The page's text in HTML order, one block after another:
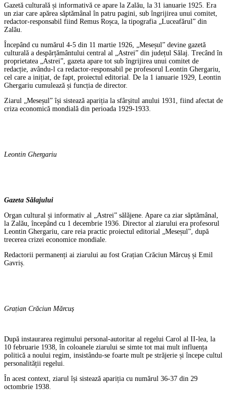
Gazetă culturală și informativă ce apare la Zalău, la 31 ianuarie 1925. Era
un ziar care apărea săptămânal în patru pagini, sub îngrijirea unui comitet,
redactor-responsabil fiind Remus Roșca, la tipografia „Luceafărul” din
Zalău.
Începând cu numărul 4-5 din 11 martie 1926, „Meseșul” devine gazetă
culturală a despărțământului central al „Astrei” din județul Sălaj. Trecând în
proprietatea „Astrei”, gazeta apare tot sub îngrijirea unui comitet de
redacție, avându-l ca redactor-responsabil pe profesorul Leontin Ghergariu,
cel care a inițiat, de fapt, proiectul editorial. De la 1 ianuarie 1929, Leontin
Ghergariu cumulează și funcția de director.
Ziarul „Meseșul” își sistează apariția la sfârșitul anului 1931, fiind afectat de
criza economică mondială din perioada 1929-1933.
Leontin Ghergariu
Gazeta Sălajului
Organ cultural și informativ al „Astrei” sălăjene. Apare ca ziar săptămânal,
la Zalău, începând cu 1 decembrie 1936. Director al ziarului era profesorul
Leontin Ghergariu, care reia practic proiectul editorial „Meseșul”, după
trecerea crizei economice mondiale.
Redactorii permanenți ai ziarului au fost Grațian Crăciun Mărcuș și Emil
Gavriș.
Grațian Crăciun Mărcuș
După instaurarea regimului personal-autoritar al regelui Carol al II-lea, la
10 februarie 1938, în coloanele ziarului se simte tot mai mult influența
politică a noului regim, insistându-se foarte mult pe străjerie și începe cultul
personalității regelui.
În acest context, ziarul își sistează apariția cu numărul 36-37 din 29
octombrie 1938.